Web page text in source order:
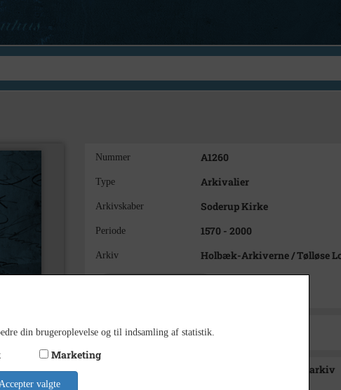
Nummer A1260
Type Arkivalier
Arkivskaber Soderup Kirke
Periode 1570 - 2000
Arkiv Holbæk-Arkiverne / Tølløse
Yderligere indhold
Søg videre i Holbæk-Arkiverne / Tølløse Lokalarkiv
din brugeroplevelse og til indsamling af statistik.
Marketing
Accepter valgte